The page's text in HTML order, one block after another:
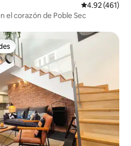
Calificación
4.92 (461)
el corazón de Poble Sec